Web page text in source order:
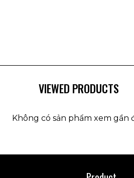
VIEWED PRODUCTS
Không có sản phẩm xem gần